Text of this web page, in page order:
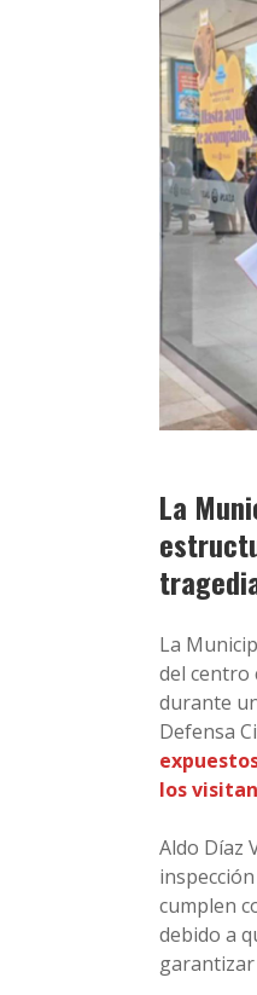
La
La
del centro
durante
Defensa
los
Aldo Díaz
cumplen
debido a
garantizar